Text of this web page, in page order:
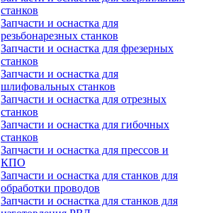
станков
Запчасти и оснастка для
резьбонарезных станков
Запчасти и оснастка для фрезерных
станков
Запчасти и оснастка для
шлифовальных станков
Запчасти и оснастка для отрезных
станков
Запчасти и оснастка для гибочных
станков
Запчасти и оснастка для прессов и
КПО
Запчасти и оснастка для станков для
обработки проводов
Запчасти и оснастка для станков для